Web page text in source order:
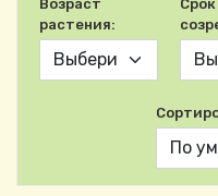
Возраст
растения:
Срок